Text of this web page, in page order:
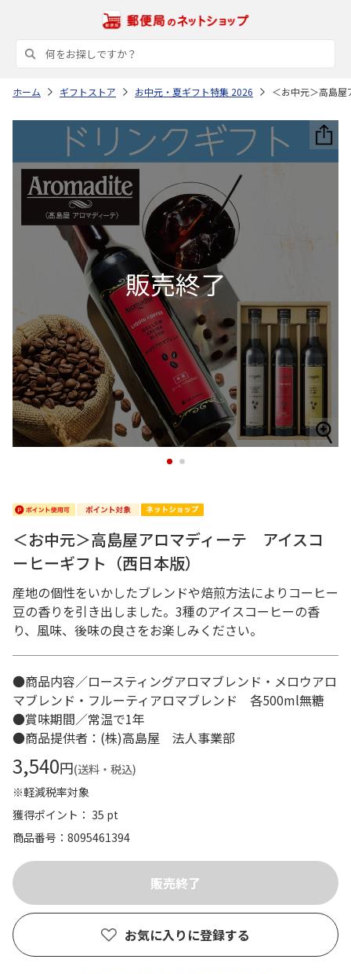
ホーム ギフトストア お中元・夏ギフト特集 2026 ＜お中元＞高島
1 2
＜お中元＞高島屋アロマディーテ アイスコ
ーヒーギフト（西日本版）
産地の個性をいかしたブレンドや焙煎方法によりコーヒー
豆の香りを引き出しました。3種のアイスコーヒーの香
り、風味、後味の良さをお楽しみください。
●商品内容／ロースティングアロマブレンド・メロウアロ
マブレンド・フルーティアロマブレンド 各500ml無糖
●賞味期間／常温で1年
●商品提供者：(株)高島屋 法人事業部
3,540円(送料・税込)
※軽減税率対象
獲得ポイント： 35 pt
商品番号
8095461394
お気に入りに登録する